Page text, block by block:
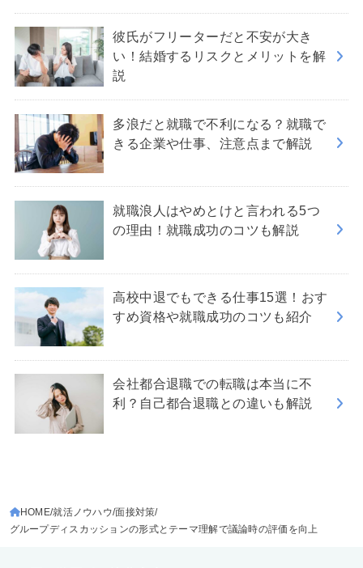
彼氏がフリーターだと不安が大き
い！結婚するリスクとメリットを解
説
多浪だと就職で不利になる？就職で
きる企業や仕事、注意点まで解説
就職浪人はやめとけと言われる5つ
の理由！就職成功のコツも解説
高校中退でもできる仕事15選！おす
すめ資格や就職成功のコツも紹介
会社都合退職での転職は本当に不
利？自己都合退職との違いも解説
HOME 就活ノウハウ 面接対策
グループディスカッションの形式とテーマ理解で議論時の評価を向上